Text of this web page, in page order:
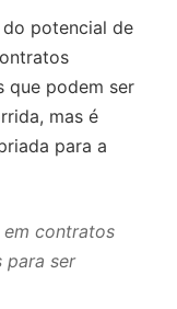
potencial de
que podem ser
mas é
para a
em contratos
para ser